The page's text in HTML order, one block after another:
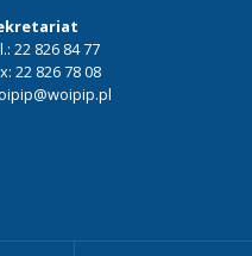
22 826 84 77
22 826 78 08